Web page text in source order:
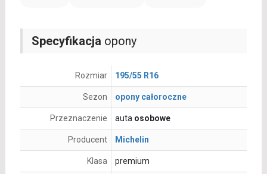
Specyfikacja opony
Rozmiar 195/55 R16
Sezon opony całoroczne
Przeznaczenie auta osobowe
Producent Michelin
Klasa premium